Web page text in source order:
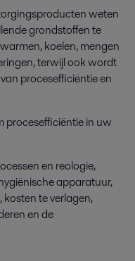
weten
grondstoffen te
koelen, mengen
terwijl ook wordt
procesefficiëntie en
procesefficiëntie in uw
en reologie,
apparatuur,
te verlagen,
en de